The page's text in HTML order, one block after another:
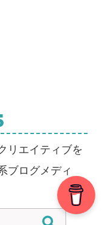
リエイティブを
ブログメディ